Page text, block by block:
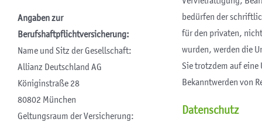
Angaben zur
Berufshaftpflichtversicherung:
Name und Sitz der Gesellschaft:
Allianz Deutschland AG
Königinstraße 28
80802 München
Geltungsraum der Versicherung:
bedürfen der
für den privaten,
wurden, werden die
Sie trotzdem auf eine
Bekanntwerden von
Datenschutz